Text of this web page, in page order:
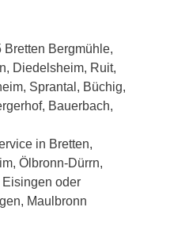
Bretten Bergmühle,
Diedelsheim, Ruit,
Sprantal, Büchig,
Bauerbach,
in Bretten,
Ölbronn-Dürrn,
oder
Maulbronn